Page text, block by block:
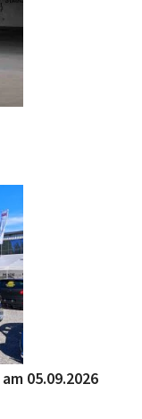
05.09.2026